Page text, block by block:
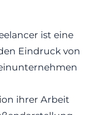
ist eine
Eindruck von
ihrer Arbeit